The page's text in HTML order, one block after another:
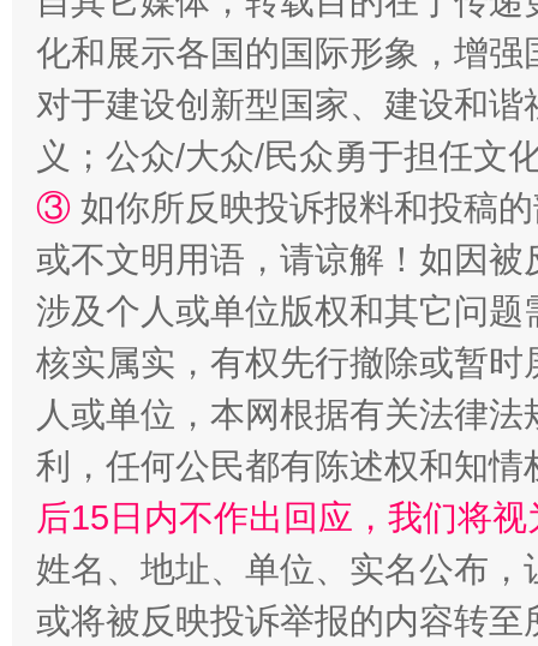
扯下公款旅游的“隐身衣” 如何以
“蜀中异人”王建安的艺术幻境
化和展示各国的国际形象，增
对于建设创新型国家、建设和
义；公众/大众/民众勇于担任文
③ 如你所反映投诉报料和投稿
或不文明用语，请谅解！如因
涉及个人或单位版权和其它问题
核实属实，有权先行撤除或暂
人或单位，本网根据有关法律
利，任何公民都有陈述权和知情
后15日内不作出回应，我们将
姓名、地址、单位、实名公布
或将被反映投诉举报的内容转